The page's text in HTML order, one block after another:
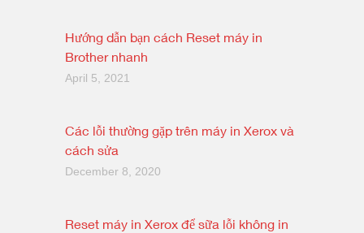
Hướng dẫn bạn cách Reset máy in
Brother nhanh
April 5, 2021
Các lỗi thường gặp trên máy in Xerox và
cách sửa
December 8, 2020
Reset máy in Xerox để sữa lỗi không in